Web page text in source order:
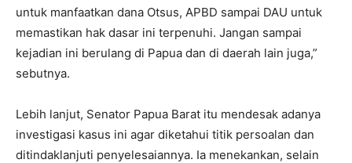
untuk manfaatkan dana Otsus, APBD sampai DAU untuk
memastikan hak dasar ini terpenuhi. Jangan sampai
kejadian ini berulang di Papua dan di daerah lain juga,”
sebutnya.
Lebih lanjut, Senator Papua Barat itu mendesak adanya
investigasi kasus ini agar diketahui titik persoalan dan
ditindaklanjuti penyelesaiannya. Ia menekankan, selain